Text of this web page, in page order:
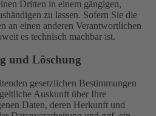
Dritten in einem gängigen,
zu lassen. Sofern Sie die
an einen anderen Verantwortlichen
es technisch machbar ist.
und Löschung
gesetzlichen Bestimmungen
Auskunft über Ihre
Daten, deren Herkunft und